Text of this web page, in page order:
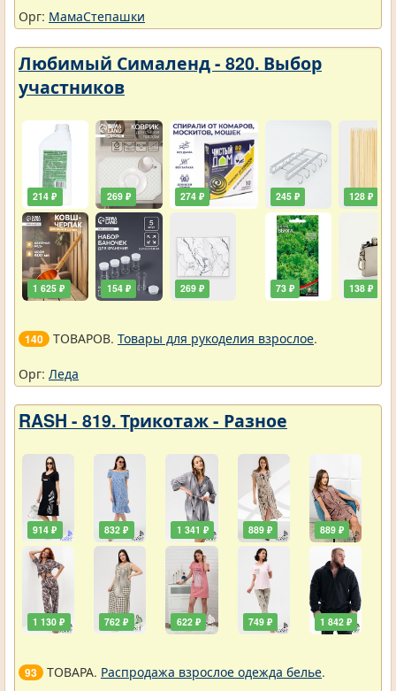
Орг: МамаСтепашки
Любимый Сималенд - 820. Выбор
участников
214 ₽
1 625 ₽
269 ₽
154 ₽
274 ₽
269 ₽
245 ₽
73 ₽
128 ₽
138 ₽
140 ТОВАРОВ. Товары для рукоделия взрослое.
Орг: Леда
RASH - 819. Трикотаж - Разное
914 ₽
1 130 ₽
832 ₽
762 ₽
1 341 ₽
622 ₽
889 ₽
749 ₽
889 ₽
1 842 ₽
93 ТОВАРА. Распродажа взрослое одежда белье.